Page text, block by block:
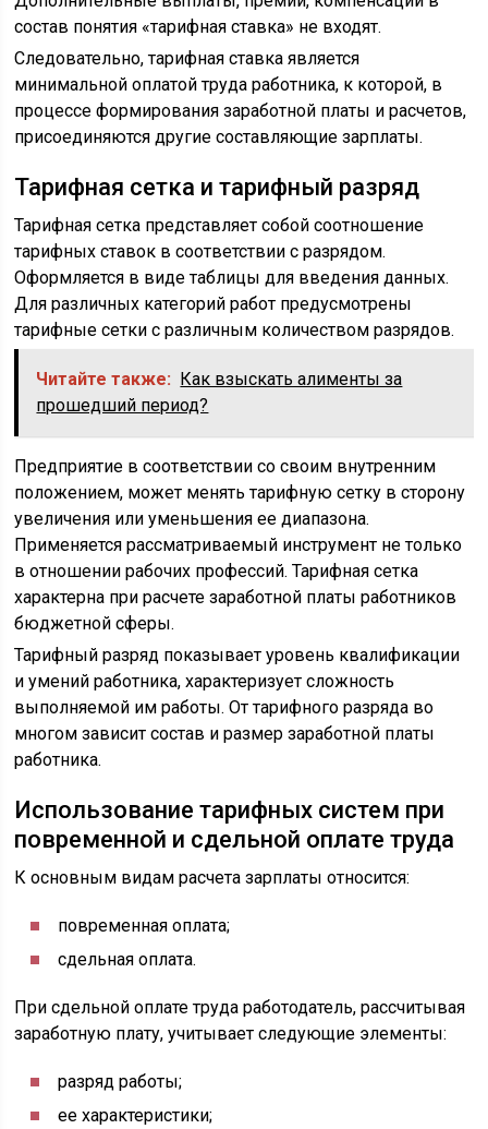
состав понятия «тарифная ставка» не входят.
Следовательно, тарифная ставка является
минимальной оплатой труда работника, к которой, в
процессе формирования заработной платы и расчетов,
присоединяются другие составляющие зарплаты.
Тарифная сетка и тарифный разряд
Тарифная сетка представляет собой соотношение
тарифных ставок в соответствии с разрядом.
Оформляется в виде таблицы для введения данных.
Для различных категорий работ предусмотрены
тарифные сетки с различным количеством разрядов.
Читайте также: Как взыскать алименты за
прошедший период?
Предприятие в соответствии со своим внутренним
положением, может менять тарифную сетку в сторону
увеличения или уменьшения ее диапазона.
Применяется рассматриваемый инструмент не только
в отношении рабочих профессий. Тарифная сетка
характерна при расчете заработной платы работников
бюджетной сферы.
Тарифный разряд показывает уровень квалификации
и умений работника, характеризует сложность
выполняемой им работы. От тарифного разряда во
многом зависит состав и размер заработной платы
работника.
Использование тарифных систем при
повременной и сдельной оплате труда
К основным видам расчета зарплаты относится:
повременная оплата;
сдельная оплата.
При сдельной оплате труда работодатель, рассчитывая
заработную плату, учитывает следующие элементы:
разряд работы;
ее характеристики;